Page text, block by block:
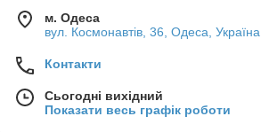
м. Одеса
вул. Космонавтів, 36, Одеса, Україна
Контакти
Сьогодні вихідний
Показати весь графік роботи